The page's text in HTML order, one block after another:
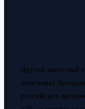
Другой заметный
локальных
российских